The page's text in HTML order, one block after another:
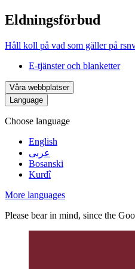
Eldningsförbud
Håll koll på vad som gäller på
E-tjänster och blanketter
Våra webbplatser
Language
Choose language
English
عربى
Bosanski
Kurdî
More languages
Please bear in mind, since the